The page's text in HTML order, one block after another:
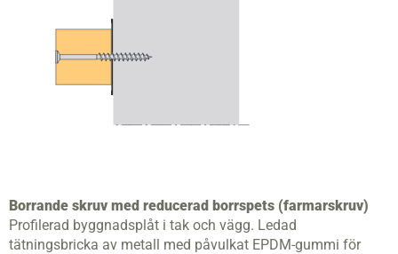
Borrande skruv med reducerad borrspets (farmarskruv)
Profilerad byggnadsplåt i tak och vägg. Ledad
tätningsbricka av metall med påvulkat EPDM-gummi för